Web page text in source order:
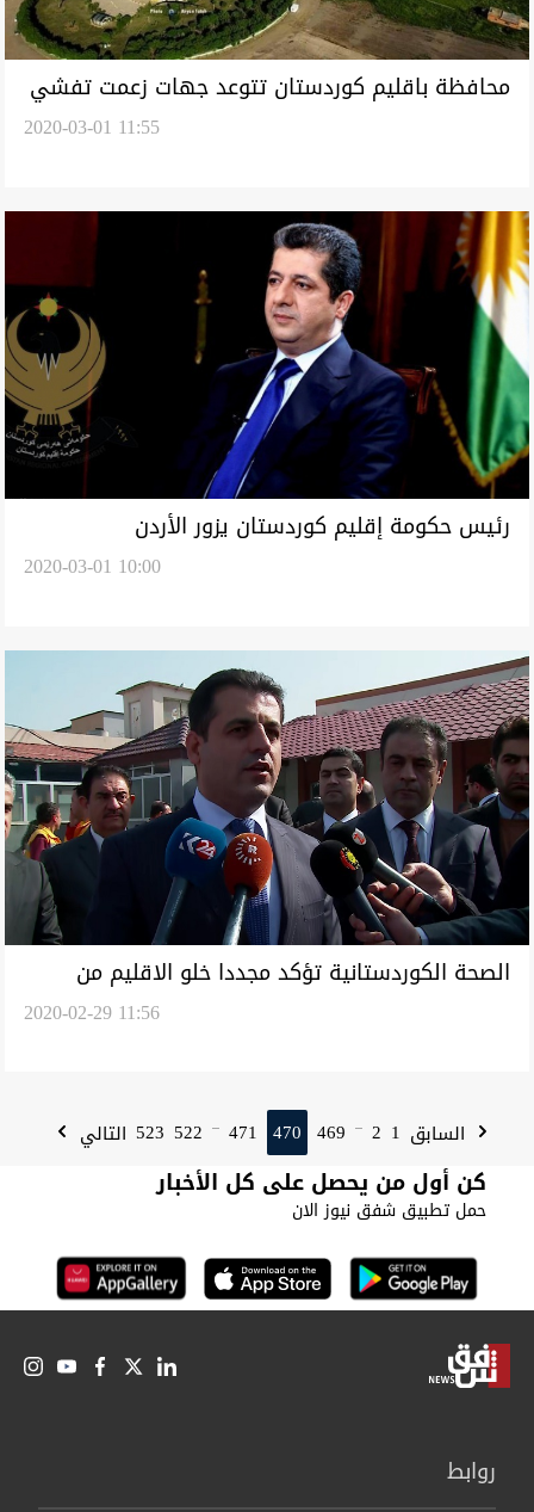
محافظة باقليم كوردستان تتوعد جهات زعمت تفشي
2020-03-01 11:55
رئيس حكومة إقليم كوردستان يزور الأردن
2020-03-01 10:00
الصحة الكوردستانية تؤكد مجددا خلو الاقليم من
2020-02-29 11:56
السابق 1
2
...
469
470
471
...
522
523 التالي
كن أول من يحصل على كل الأخبار
حمل تطبيق شفق نيوز الان
روابط